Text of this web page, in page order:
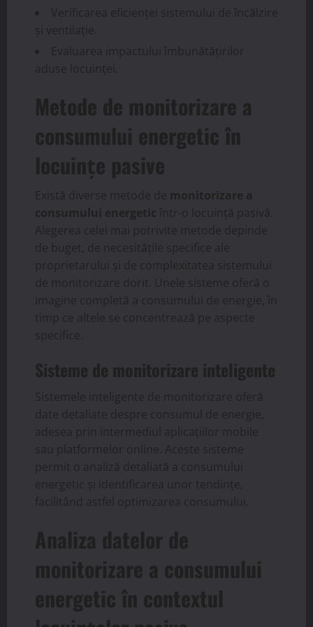
Verificarea eficienței sistemului de încălzire
și ventilație.
Evaluarea impactului îmbunătățirilor
aduse locuinței.
Metode de monitorizare a
consumului energetic în
locuințe pasive
Există diverse metode de monitorizare a
consumului energetic într-o locuință pasivă.
Alegerea celei mai potrivite metode depinde
de buget, de necesitățile specifice ale
proprietarului și de complexitatea sistemului
de monitorizare dorit. Unele sisteme oferă o
imagine completă a consumului de energie, în
timp ce altele se concentrează pe aspecte
specifice.
Sisteme de monitorizare inteligente
Sistemele inteligente de monitorizare oferă
date detaliate despre consumul de energie,
adesea prin intermediul aplicațiilor mobile
sau platformelor online. Aceste sisteme
permit o analiză detaliată a consumului
energetic și identificarea unor tendințe,
facilitând astfel optimizarea consumului.
Analiza datelor de
monitorizare a consumului
energetic în contextul